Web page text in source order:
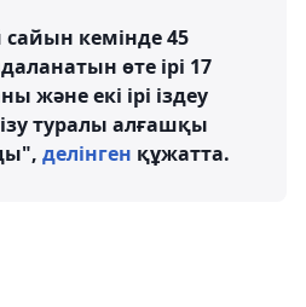
сайын кемінде 45
өте ірі 17
және екі ірі іздеу
туралы алғашқы
делінген құжатта.